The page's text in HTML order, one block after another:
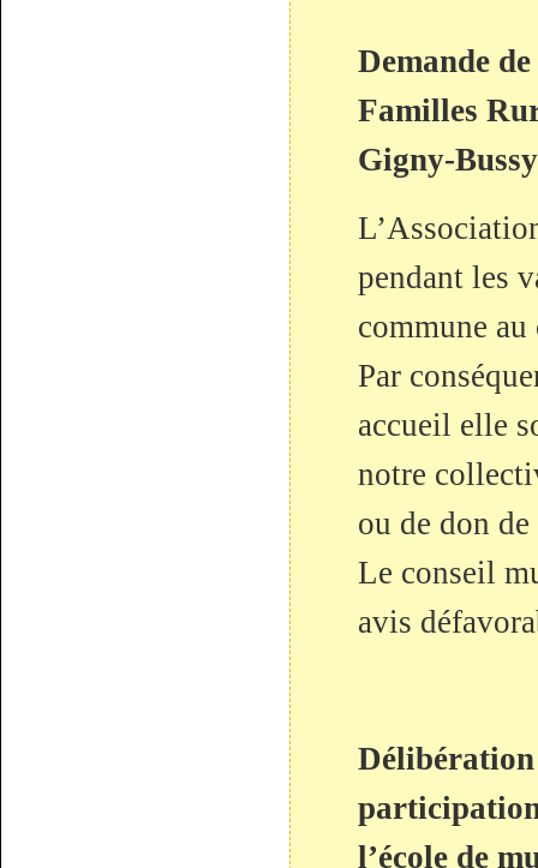
Demande
Familles
Gigny-Bussy
pendant les
commune
Par
accueil elle
notre
ou de don
Le conseil
avis
Délibération
l’école de